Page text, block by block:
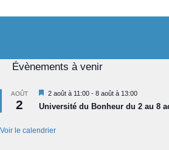
Évènements à venir
AOÛT
2
Mis
en
avant
2 août à 11:00 - 8 août à 13:00
Université du Bonheur du 2 au 8
Voir le calendrier